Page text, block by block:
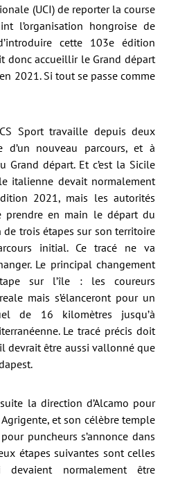
(UCI) de reporter la course
l’organisation hongroise de
cette 103e édition
donc accueillir le Grand départ
2021. Si tout se passe comme
Sport travaille depuis deux
nouveau parcours, et à
Grand départ. Et c’est la Sicile
italienne devait normalement
2021, mais les autorités
prendre en main le départ du
de trois étapes sur son territoire
initial. Ce tracé ne va
Le principal changement
sur l’île : les coureurs
mais s’élanceront pour un
de 16 kilomètres jusqu’à
Le tracé précis doit
devrait être aussi vallonné que
la direction d’Alcamo pour
et son célèbre temple
puncheurs s’annonce dans
étapes suivantes sont celles
normalement être